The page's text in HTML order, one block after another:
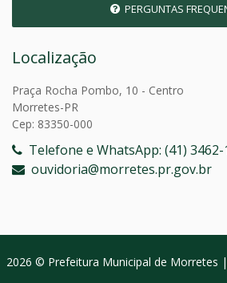
PERGUNTAS
Localização
Praça Rocha Pombo, 10 - Centro
Morretes-PR
Cep: 83350-000
Telefone e WhatsApp: (41) 3462-
ouvidoria@morretes.pr.gov.br
2026 © Prefeitura Municipal de Morretes